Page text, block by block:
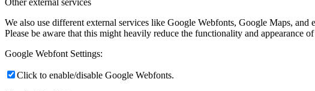
Other external services
We also use different external services like Google Webfonts, Google Maps,
Please be aware that this might heavily reduce the functionality and appearance
Google Webfont Settings:
Click to enable/disable Google Webfonts.